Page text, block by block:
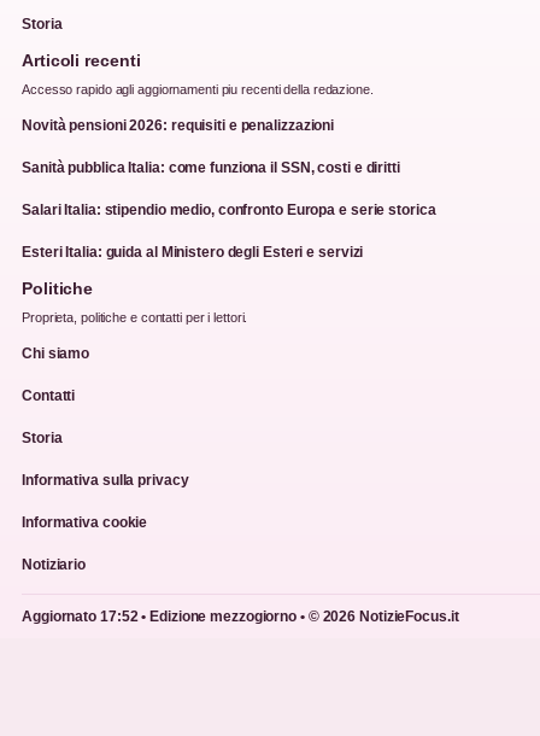
Storia
Articoli recenti
Accesso rapido agli aggiornamenti piu recenti della redazione.
Novità pensioni 2026: requisiti e penalizzazioni
Sanità pubblica Italia: come funziona il SSN, costi e diritti
Salari Italia: stipendio medio, confronto Europa e serie storica
Esteri Italia: guida al Ministero degli Esteri e servizi
Politiche
Proprieta, politiche e contatti per i lettori.
Chi siamo
Contatti
Storia
Informativa sulla privacy
Informativa cookie
Notiziario
Aggiornato 17:52 • Edizione mezzogiorno • © 2026 NotizieFocus.it